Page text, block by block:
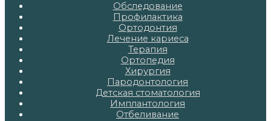
Обследование
Профилактика
Ортодонтия
Лечение кариеса
Терапия
Ортопедия
Хирургия
Пародонтология
Детская стоматология
Имплантология
Отбеливание